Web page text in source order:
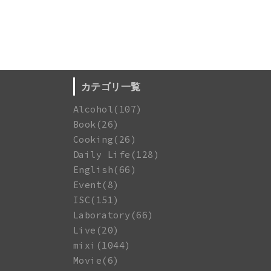
カテゴリ一覧
Alcohol(107)
Book(26)
Cooking(26)
Daily Life(128)
English(66)
Event(8)
ISC(151)
Laboratory(66)
Live(20)
mixi(1044)
Movie(6)